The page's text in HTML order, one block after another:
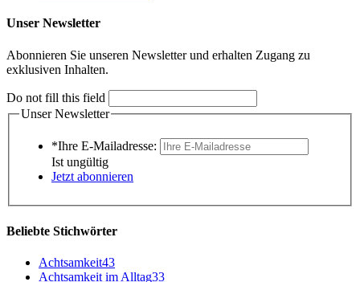
Unser Newsletter
Abonnieren Sie unseren Newsletter und erhalten Zugang zu
exklusiven Inhalten.
Do not fill this field
Unser Newsletter
*Ihre E-Mailadresse:
Ist ungültig
Jetzt abonnieren
Beliebte Stichwörter
Achtsamkeit43
Achtsamkeit im Alltag33